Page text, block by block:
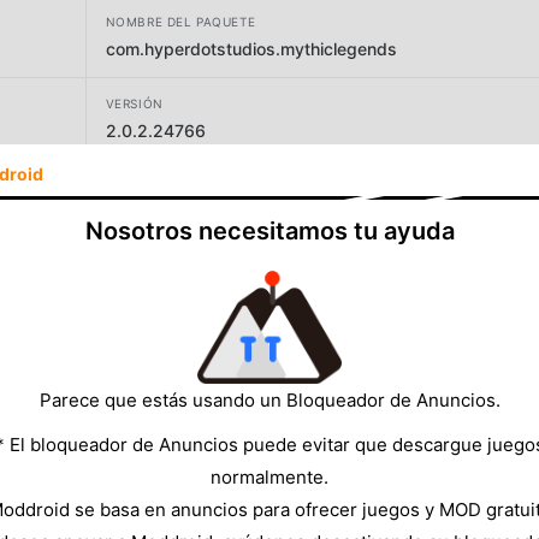
NOMBRE DEL PAQUETE
com.hyperdotstudios.mythiclegends
VERSIÓN
2.0.2.24766
Nosotros necesitamos tu ayuda
Parece que estás usando un Bloqueador de Anuncios.
El bloqueador de Anuncios puede evitar que descargue
normalmente.
se basa en anuncios para ofrecer juegos y MOD